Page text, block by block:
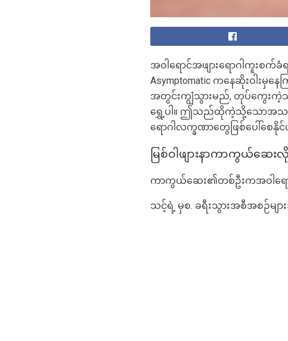
အဝါရောင်အဖျားရောဂါကူးစက်
Asymptomatic ကနေဆိုးဝါးမှ
အတွင်းကျွံသွားမည်, တုပ်ကွေးကဲ့သို့
ရွှေ့ပါ။ ဤသည်ထိုကဲ့သို့သောအသည်း
ရောဂါလက္ခဏာတွေဖြစ်ပေါ်စေနို
မြစ်ဝါဖျားနာကာကွယ်ဆေ
ကာကွယ်ဆေး၏တစ်ဦးကအဝါရေ
သင့်ရဲ့ မှစ. ခရီးသွားအစီအစဉ်မ